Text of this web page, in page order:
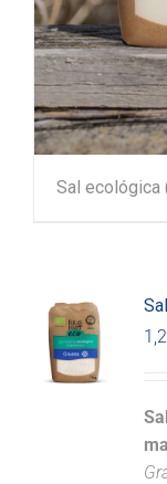
Sal ecológica